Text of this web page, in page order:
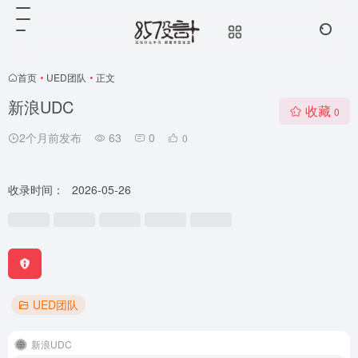
首页 • UED团队 • 正文
新浪UDC
2个月前发布 63 0 0
收藏 0
收录时间： 2026-05-26
UED团队
新浪UDC